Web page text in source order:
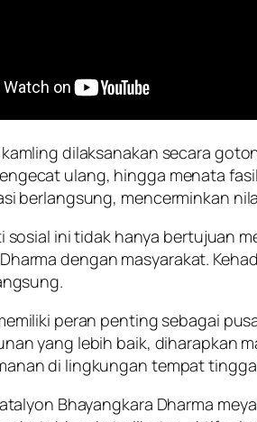
dilaksanakan secara
ulang, hingga menata
berlangsung, mencerminkan
sosial ini tidak hanya bertujuan
dengan masyarakat.
peran penting sebagai
yang lebih baik, diharapkan
di lingkungan tempat
Bhayangkara Dharma